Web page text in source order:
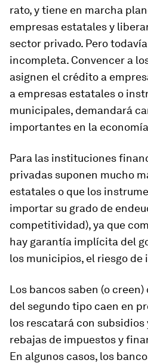
rato, y tiene en marcha
empresas estatales y
sector privado. Pero
incompleta. Convencer a
asignen el crédito a
a empresas estatales o
municipales, demandará
importantes en la
Para las instituciones
privadas suponen mucho
estatales o que los
importar su grado de
competitividad), ya que
hay garantía implícita del
los municipios, el riesgo de
Los bancos saben (o
del segundo tipo caen en
los rescatará con
rebajas de impuestos y
En algunos casos, los